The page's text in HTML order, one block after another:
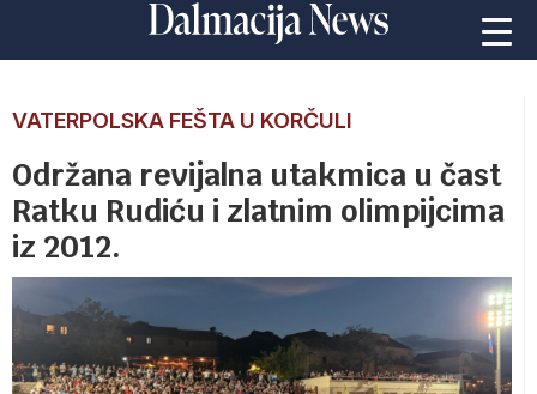
VATERPOLSKA FEŠTA U KORČULI
Održana revijalna utakmica u čast
Ratku Rudiću i zlatnim olimpijcima
iz 2012.